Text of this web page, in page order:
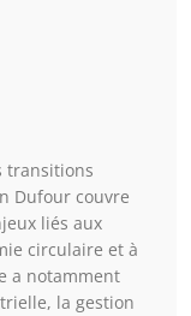
transitions
Dufour couvre
liés aux
circulaire et à
a notamment
la gestion